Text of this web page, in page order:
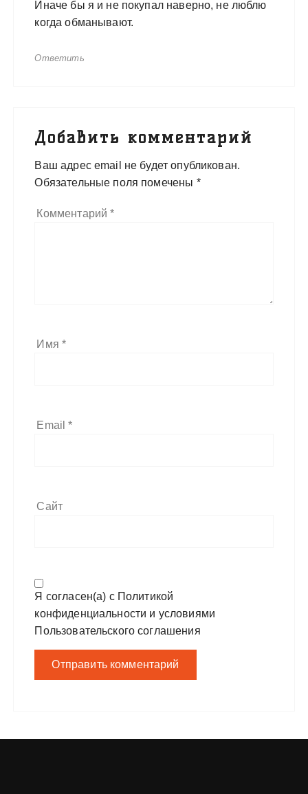
Иначе бы я и не покупал наверно, не люблю
когда обманывают.
Ответить
Добавить комментарий
Ваш адрес email не будет опубликован.
Обязательные поля помечены *
Комментарий*
Имя*
Email*
Сайт
Я согласен(а) с Политикой
конфиденциальности и условиями
Пользовательского соглашения